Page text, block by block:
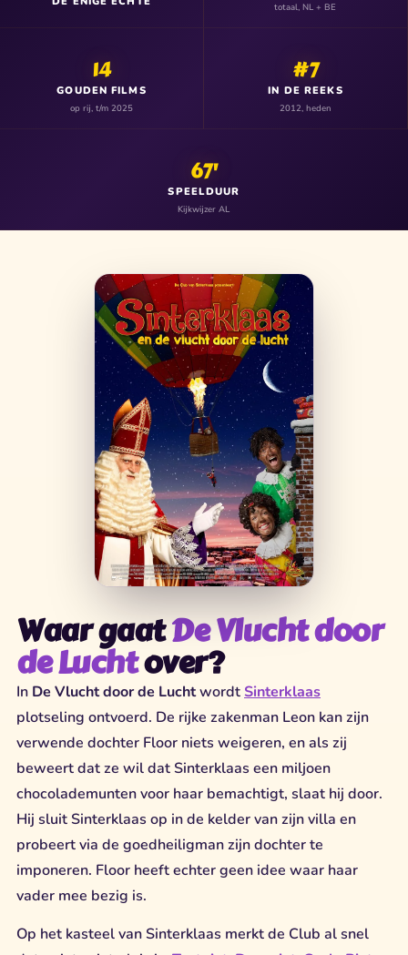
totaal, NL + BE
14
GOUDEN FILMS
op rij, t/m 2025
#7
IN DE REEKS
2012, heden
67'
SPEELDUUR
Kijkwijzer AL
Waar gaatDe Vlucht door
de Luchtover?
In De Vlucht door de LuchtwordtSinterklaas
plotseling ontvoerd. De rijke zakenman Leon kan zijn
verwende dochter Floor niets weigeren, en als zij
beweert dat ze wil dat Sinterklaas een miljoen
chocolademunten voor haar bemachtigt, slaat hij door.
Hij sluit Sinterklaas op in de kelder van zijn villa en
probeert via de goedheiligman zijn dochter te
imponeren. Floor heeft echter geen idee waar haar
vader mee bezig is.
Op het kasteel van Sinterklaas merkt de Club al snel